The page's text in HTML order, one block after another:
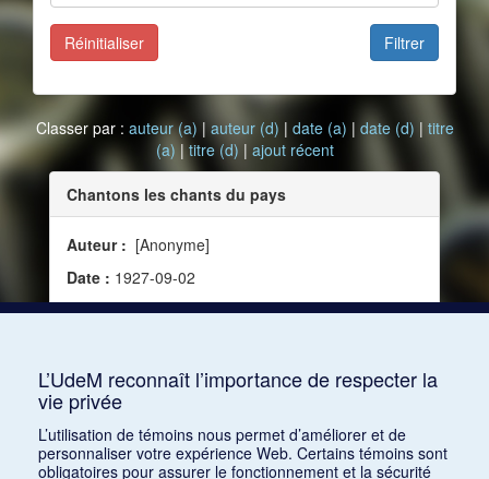
Filtrer
Réinitialiser
Classer par : auteur (a) | auteur (d) | date (a) | date (d) | titre
(a) | titre (d) | ajout récent
Chantons les chants du pays
Auteur : [Anonyme]
Date : 1927-09-02
Source :L'Avenir du Nord, vol. 31, no 35 (2
L’UdeM reconnaît l’importance de respecter la
vie privée
L’utilisation de témoins nous permet d’améliorer et de
personnaliser votre expérience Web. Certains témoins sont
obligatoires pour assurer le fonctionnement et la sécurité